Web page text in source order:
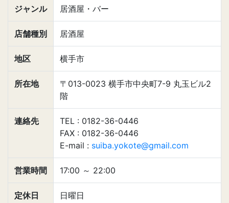
ジャンル 居酒屋・バー
店舗種別 居酒屋
地区 横手市
所在地
〒013-0023 横手市中央町7-9 丸玉ビル2
階
連絡先
TEL : 0182-36-0446
FAX : 0182-36-0446
E-mail : suiba.yokote@gmail.com
営業時間 17:00 ～ 22:00
定休日 日曜日